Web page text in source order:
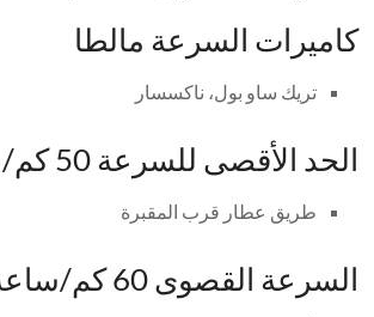
كاميرات السرعة مالطا
تريك ساو بول، ناكسسار
الحد الأقصى للسرعة 50 كم/ساعة
طريق عطار قرب المقبرة
السرعة القصوى 60 كم/ساعة